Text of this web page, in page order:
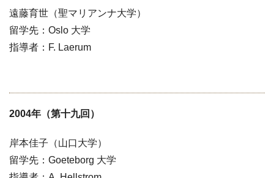
遠藤育世（聖マリアンナ大学）
留学先：Oslo 大学
指導者：F. Laerum
2004年（第十九回）
岸本佳子（山口大学）
留学先：Goeteborg 大学